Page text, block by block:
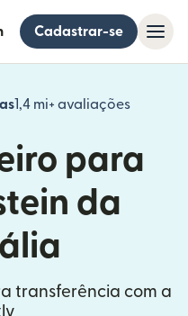
Cadastrar-se
1,4 mi+ avaliações
(abre
para
da
transferência com a